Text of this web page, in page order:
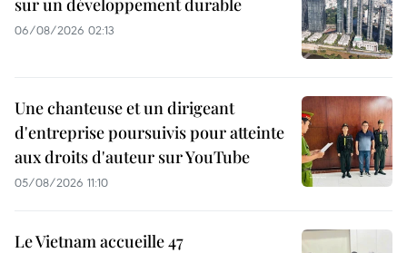
sur un développement durable
06/08/2026 02:13
Une chanteuse et un dirigeant
d'entreprise poursuivis pour atteinte
aux droits d'auteur sur YouTube
05/08/2026 11:10
Le Vietnam accueille 47